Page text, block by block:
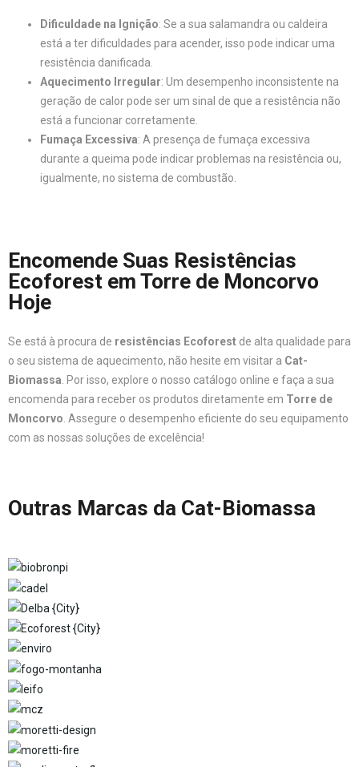
Dificuldade na Ignição: Se a sua salamandra ou caldeira
está a ter dificuldades para acender, isso pode indicar uma
resistência danificada.
Aquecimento Irregular: Um desempenho inconsistente na
geração de calor pode ser um sinal de que a resistência não
está a funcionar corretamente.
Fumaça Excessiva: A presença de fumaça excessiva
durante a queima pode indicar problemas na resistência ou,
igualmente, no sistema de combustão.
Encomende Suas Resistências
Ecoforest em Torre de Moncorvo
Hoje
Se está à procura de resistências Ecoforest de alta qualidade para
o seu sistema de aquecimento, não hesite em visitar a Cat-
Biomassa . Por isso, explore o nosso catálogo online e faça a sua
encomenda para receber os produtos diretamente em Torre de
Moncorvo . Assegure o desempenho eficiente do seu equipamento
com as nossas soluções de excelência!
Outras Marcas da Cat-Biomassa